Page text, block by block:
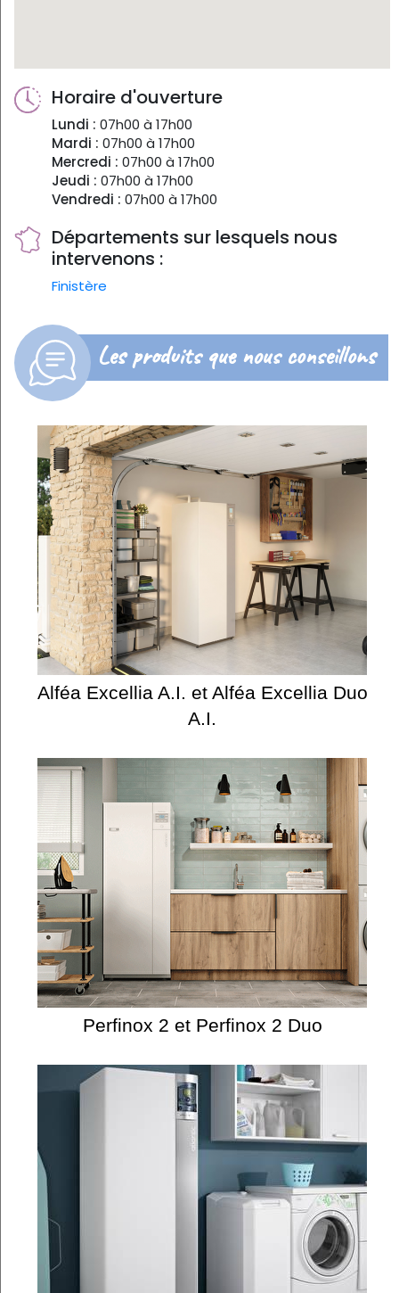
Horaire d'ouverture
Lundi : 07h00 à 17h00
Mardi : 07h00 à 17h00
Mercredi : 07h00 à 17h00
Jeudi : 07h00 à 17h00
Vendredi : 07h00 à 17h00
Départements sur lesquels nous
intervenons :
Finistère
Les produits que nous conseillons
Alféa Excellia A.I. et Alféa Excellia Duo
A.I.
Perfinox 2 et Perfinox 2 Duo